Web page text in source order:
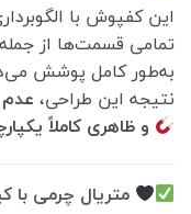
این کفپوش با
تمامی قسمت‌ها از جمله
به‌طور کامل پوشش
نتیجه این طراحی،
و ظاهری کاملاً
متریال چرمی با